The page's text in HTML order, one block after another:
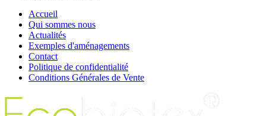
Accueil
Qui sommes nous
Actualités
Exemples d'aménagements
Contact
Politique de confidentialité
Conditions Générales de Vente